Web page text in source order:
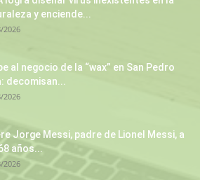
y enciende...
2026
al negocio de la “wax” en San Pedro
decomisan...
2026
Jorge Messi, padre de Lionel Messi, a
años...
2026